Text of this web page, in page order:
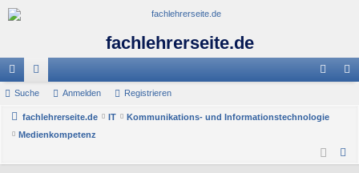
fachlehrerseite.de
ch
ne
ug
or
en m
de re
Suche Anmelden Registrieren
fachlehrerseite.de IT
Kommunikations- und Informationstechnologie
Medienkompetenz